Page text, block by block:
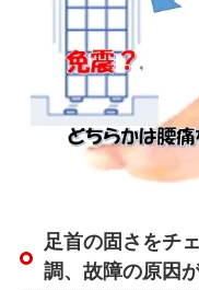
足首の固さをチ
調、故障の原因